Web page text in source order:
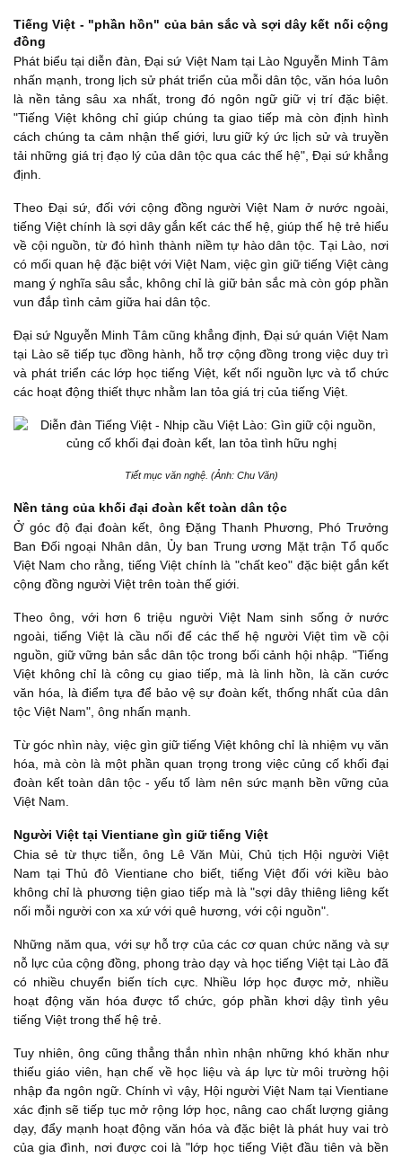
Tiếng Việt - "phần hồn" của bản sắc và sợi dây kết nối cộng
đồng
Phát biểu tại diễn đàn, Đại sứ Việt Nam tại Lào Nguyễn Minh Tâm
nhấn mạnh, trong lịch sử phát triển của mỗi dân tộc, văn hóa luôn
là nền tảng sâu xa nhất, trong đó ngôn ngữ giữ vị trí đặc biệt.
"Tiếng Việt không chỉ giúp chúng ta giao tiếp mà còn định hình
cách chúng ta cảm nhận thế giới, lưu giữ ký ức lịch sử và truyền
tải những giá trị đạo lý của dân tộc qua các thế hệ", Đại sứ khẳng
định.
Theo Đại sứ, đối với cộng đồng người Việt Nam ở nước ngoài,
tiếng Việt chính là sợi dây gắn kết các thế hệ, giúp thế hệ trẻ hiểu
về cội nguồn, từ đó hình thành niềm tự hào dân tộc. Tại Lào, nơi
có mối quan hệ đặc biệt với Việt Nam, việc gìn giữ tiếng Việt càng
mang ý nghĩa sâu sắc, không chỉ là giữ bản sắc mà còn góp phần
vun đắp tình cảm giữa hai dân tộc.
Đại sứ Nguyễn Minh Tâm cũng khẳng định, Đại sứ quán Việt Nam
tại Lào sẽ tiếp tục đồng hành, hỗ trợ cộng đồng trong việc duy trì
và phát triển các lớp học tiếng Việt, kết nối nguồn lực và tổ chức
các hoạt động thiết thực nhằm lan tỏa giá trị của tiếng Việt.
Tiết mục văn nghệ. (Ảnh: Chu Văn)
Nền tảng của khối đại đoàn kết toàn dân tộc
Ở góc độ đại đoàn kết, ông Đặng Thanh Phương, Phó Trưởng
Ban Đối ngoại Nhân dân, Ủy ban Trung ương Mặt trận Tổ quốc
Việt Nam cho rằng, tiếng Việt chính là "chất keo" đặc biệt gắn kết
cộng đồng người Việt trên toàn thế giới.
Theo ông, với hơn 6 triệu người Việt Nam sinh sống ở nước
ngoài, tiếng Việt là cầu nối để các thế hệ người Việt tìm về cội
nguồn, giữ vững bản sắc dân tộc trong bối cảnh hội nhập. "Tiếng
Việt không chỉ là công cụ giao tiếp, mà là linh hồn, là căn cước
văn hóa, là điểm tựa để bảo vệ sự đoàn kết, thống nhất của dân
tộc Việt Nam", ông nhấn mạnh.
Từ góc nhìn này, việc gìn giữ tiếng Việt không chỉ là nhiệm vụ văn
hóa, mà còn là một phần quan trọng trong việc củng cố khối đại
đoàn kết toàn dân tộc - yếu tố làm nên sức mạnh bền vững của
Việt Nam.
Người Việt tại Vientiane gìn giữ tiếng Việt
Chia sẻ từ thực tiễn, ông Lê Văn Mùi, Chủ tịch Hội người Việt
Nam tại Thủ đô Vientiane cho biết, tiếng Việt đối với kiều bào
không chỉ là phương tiện giao tiếp mà là "sợi dây thiêng liêng kết
nối mỗi người con xa xứ với quê hương, với cội nguồn".
Những năm qua, với sự hỗ trợ của các cơ quan chức năng và sự
nỗ lực của cộng đồng, phong trào dạy và học tiếng Việt tại Lào đã
có nhiều chuyển biến tích cực. Nhiều lớp học được mở, nhiều
hoạt động văn hóa được tổ chức, góp phần khơi dậy tình yêu
tiếng Việt trong thế hệ trẻ.
Tuy nhiên, ông cũng thẳng thắn nhìn nhận những khó khăn như
thiếu giáo viên, hạn chế về học liệu và áp lực từ môi trường hội
nhập đa ngôn ngữ. Chính vì vậy, Hội người Việt Nam tại Vientiane
xác định sẽ tiếp tục mở rộng lớp học, nâng cao chất lượng giảng
dạy, đẩy mạnh hoạt động văn hóa và đặc biệt là phát huy vai trò
của gia đình, nơi được coi là "lớp học tiếng Việt đầu tiên và bền